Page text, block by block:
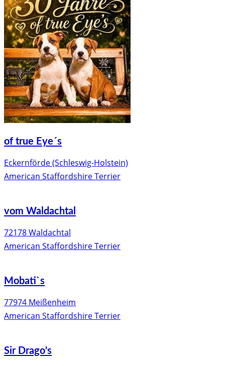
of true Eye´s
Eckernförde (Schleswig-Holstein)
American Staffordshire Terrier
vom Waldachtal
72178 Waldachtal
American Staffordshire Terrier
Mobati`s
77974 Meißenheim
American Staffordshire Terrier
Sir Drago's